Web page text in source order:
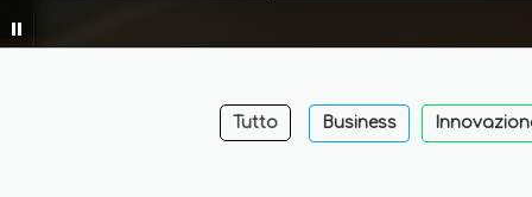
Tutto Business